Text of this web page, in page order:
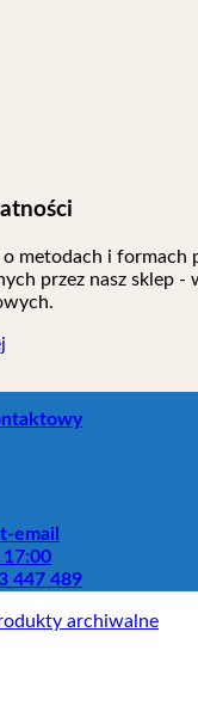
o metodach i formach
przez nasz sklep -
email
447 489
archiwalne